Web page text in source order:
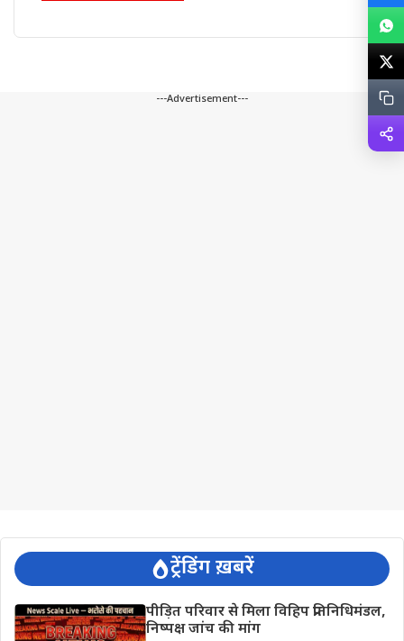
---Advertisement---
ट्रेंडिंग ख़बरें
पीड़ित परिवार से मिला विहिप प्रतिनिधिमंडल,
निष्पक्ष जांच की मांग